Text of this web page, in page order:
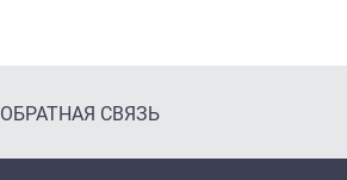
ОБРАТНАЯ СВЯЗЬ